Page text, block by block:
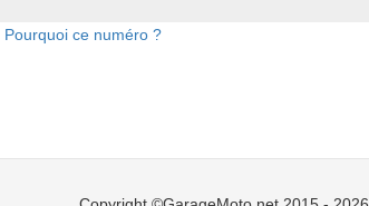
Pourquoi ce numéro ?